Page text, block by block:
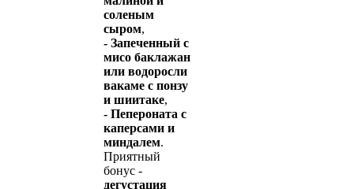
соленым
сыром,
- Запеченный с
мисо баклажан
или водоросли
вакаме с понзу
и шиитаке,
- Пепероната с
каперсами и
миндалем.
Приятный
бонус -
дегустация